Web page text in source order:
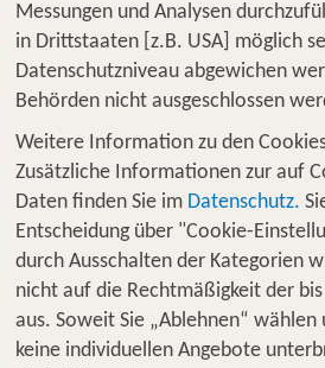
geniessen!
Messungen und Analysen
in Drittstaaten [z.B. USA] möglich
Datenschutzniveau abgewichen
Behörden nicht ausgeschlossen
Weitere Information zu den
Zusätzliche Informationen zur auf
Daten finden Sie im Datenschutz.
Entscheidung über "Cookie-
durch Ausschalten der Kategorien
nicht auf die Rechtmäßigkeit der
aus. Soweit Sie „Ablehnen“
keine individuellen Angebote